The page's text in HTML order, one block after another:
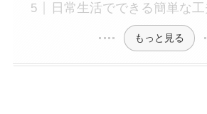
日常生活でできる簡単な工
もっと見る